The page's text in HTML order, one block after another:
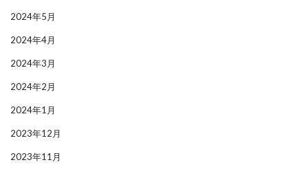
2024年5月
2024年4月
2024年3月
2024年2月
2024年1月
2023年12月
2023年11月